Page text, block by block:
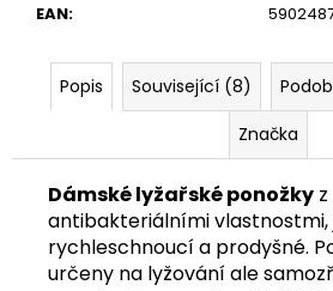
EAN:
Popis Související (8)
Značka
Dámské lyžařské ponožky
antibakteriálními vlastnostmi,
rychleschnoucí a prodyšné.
určeny na lyžování ale